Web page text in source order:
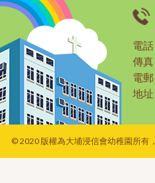
電話
傳真
電郵
地址
© 2020 版權為大埔浸信會幼稚園所有